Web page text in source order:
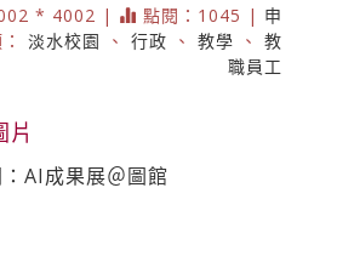
* 4002 | 點閱：1045 | 申
淡水校園 、 行政 、 教學 、 教
職員工
片
AI成果展＠圖館